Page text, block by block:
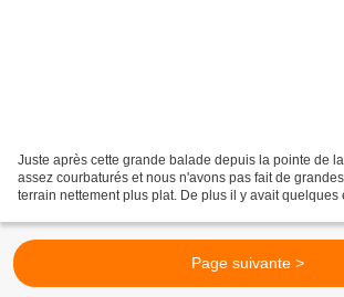
Juste après cette grande balade depuis la pointe de
assez courbaturés et nous n'avons pas fait de
terrain nettement plus plat. De plus il y avait quelques
Page suivante >